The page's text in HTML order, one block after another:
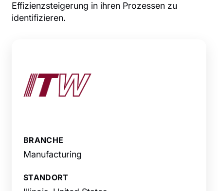
Effizienzsteigerung in ihren Prozessen zu
identifizieren.
BRANCHE
Manufacturing
STANDORT